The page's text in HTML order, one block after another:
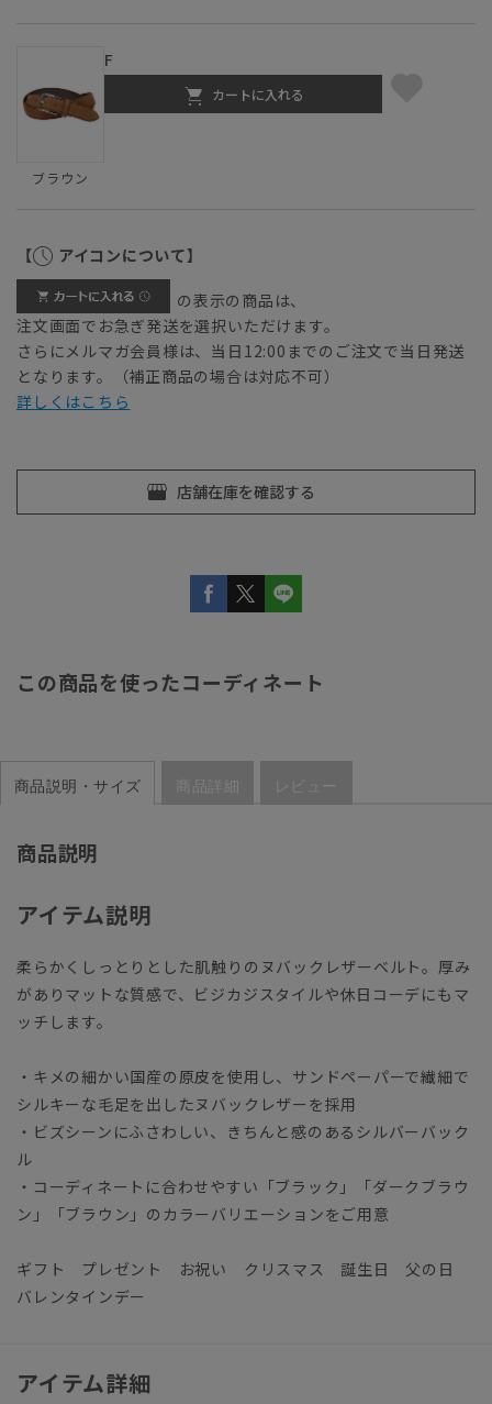
ブラウン
F
カートに入れる
【 アイコンについて】
の表示の商品は、
注文画面でお急ぎ発送を選択いただけます。
さらにメルマガ会員様は、当日12:00までのご注文で当日発送
となります。（補正商品の場合は対応不可）
詳しくはこちら
この商品を使ったコーディネート
商品説明・サイズ 商品詳細 レビュー
商品説明
アイテム説明
柔らかくしっとりとした肌触りのヌバックレザーベルト。厚み
がありマットな質感で、ビジカジスタイルや休日コーデにもマ
ッチします。
・キメの細かい国産の原皮を使用し、サンドペーパーで繊細で
シルキーな毛足を出したヌバックレザーを採用
・ビズシーンにふさわしい、きちんと感のあるシルバーバック
ル
・コーディネートに合わせやすい「ブラック」「ダークブラウ
ン」「ブラウン」のカラーバリエーションをご用意
ギフト プレゼント お祝い クリスマス 誕生日 父の日
バレンタインデー
アイテム詳細